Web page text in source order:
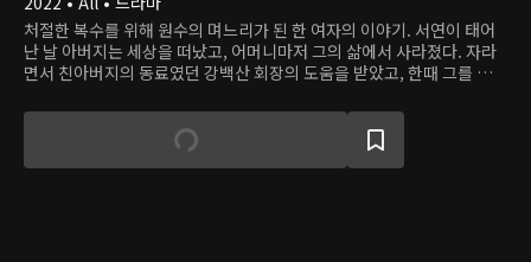
처절한 복수를 위해 원수의 며느리가 된 한 여자의 이야기. 서연이 태어
난 날 아버지는 세상을 떠났고, 어머니마저 그의 삶에서 사라졌다. 자라
면서 친아버지의 동료였던 강백산 회장의 도움을 받았고, 한때 그를 아버
을 알게 되며 그의 인생을 짓밟겠다고 맹세한다. 서연이 선택한 복수의
첫 단계는, 한때 오빠라 불렀던 강태풍과 결혼해 강백산의 며느리가 되는